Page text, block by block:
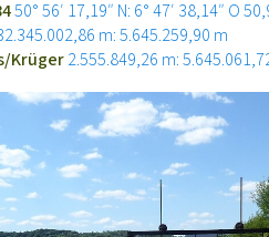
50° 56′ 17,19″ N: 6° 47′ 38,14″ O
m: 5.645.259,90 m
Krüger2.555.849,26 m: